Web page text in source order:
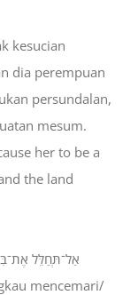
kesucian
dia perempuan
persundalan,
mesum.
her to be a
the land
אַל־תְּחַלֵּל
mencemari/